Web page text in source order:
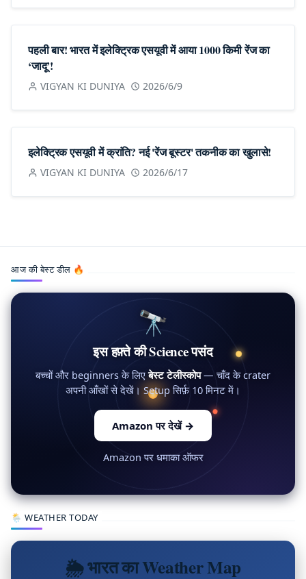
पहली बार! भारत में इलेक्ट्रिक एसयूवी में आया 1000 किमी रेंज का
‘जादू’!
VIGYAN KI DUNIYA 2026/6/9
इलेक्ट्रिक एसयूवी में क्रांति? नई 'रेंज बूस्टर' तकनीक का खुलासे!
VIGYAN KI DUNIYA 2026/6/17
आज की बेस्ट डील 🔥
🔭
इस हफ़्ते की Science पसंद
बच्चों और beginners के लिएबेस्ट टेलीस्कोप— चाँद के crater
अपनी आँखों से देखें। Setup सिर्फ़ 10 मिनट में।
Amazon पर देखें →
Amazon पर धमाका ऑफर
🌦 WEATHER TODAY
🌦 भारत का Weather Map